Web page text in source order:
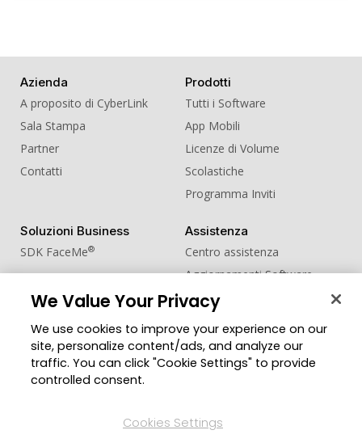
Azienda
A proposito di CyberLink
Sala Stampa
Partner
Contatti
Prodotti
Tutti i Software
App Mobili
Licenze di Volume
Scolastiche
Programma Inviti
Soluzioni Business
SDK FaceMe®
Assistenza
Centro assistenza
Aggiornamenti Software
Centro Apprendimento
Comunità
Zona Utenti
Blog
Cambia regione
We Value Your Privacy
We use cookies to improve your experience on our
site, personalize content/ads, and analyze our
traffic. You can click "Cookie Settings" to provide
controlled consent.
Cookies Settings